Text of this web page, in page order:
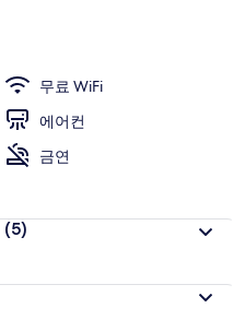
무료 WiFi
에어컨
금연
(5)